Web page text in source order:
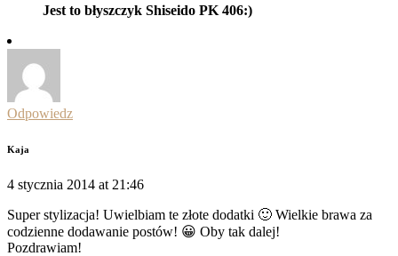
Jest to błyszczyk Shiseido PK 406:)
Odpowiedz
Kaja
4 stycznia 2014 at 21:46
Super stylizacja! Uwielbiam te złote dodatki 🙂 Wielkie brawa za
codzienne dodawanie postów! 😀 Oby tak dalej!
Pozdrawiam!